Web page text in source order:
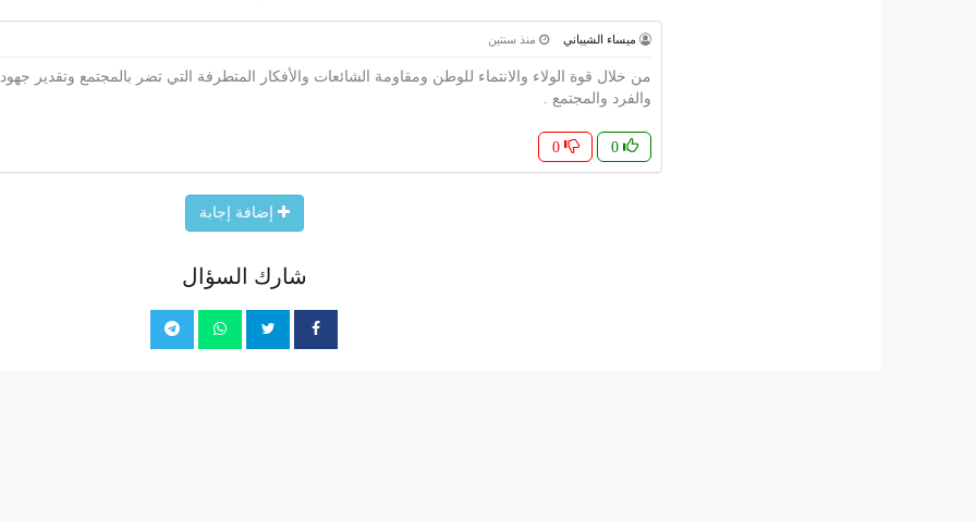
ميساء الشيباني منذ سنتين
من خلال قوة الولاء والانتماء للوطن ومقاومة الشائعات والأفكار المتطرفة التي تضر بالمجتمع وتقدير
والفرد والمجتمع .
0
0
إضافة إجابة
شارك السؤال